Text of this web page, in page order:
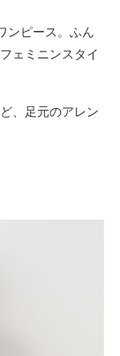
ンピース。ふん
ェミニンスタイ
、足元のアレン